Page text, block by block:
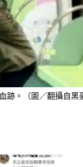
跡。（圖／翻攝自黑